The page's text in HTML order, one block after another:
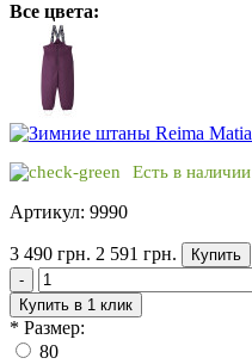
Все цвета:
Есть в наличии
Артикул: 9990
3 490 грн. 2 591 грн.
Купить
-
Купить в 1 клик
* Размер:
80